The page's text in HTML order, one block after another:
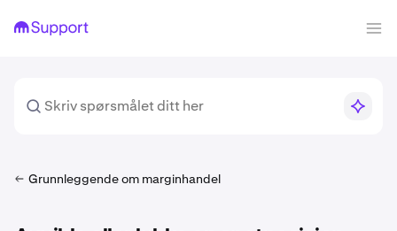
Grunnleggende om marginhandel